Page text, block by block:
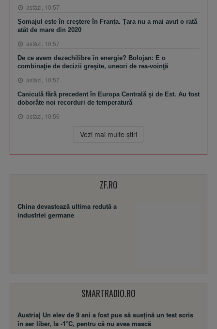
astăzi, 10:57
Şomajul este în creştere în Franţa. Ţara nu a mai avut o rată
atât de mare din 2020
astăzi, 10:57
De ce avem dezechilibre în energie? Bolojan: E o
combinaţie de decizii greşite, uneori de rea-voinţă
astăzi, 10:57
Caniculă fără precedent în Europa Centrală şi de Est. Au fost
doborâte noi recorduri de temperatură
astăzi, 10:56
Vezi mai multe ştiri
ZF.RO
China devastează ultima redută a
industriei germane
SMARTRADIO.RO
Austria| Un elev de 9 ani a fost pus să susţină un test scris
în aer liber, la -1°C, pentru că nu avea mască